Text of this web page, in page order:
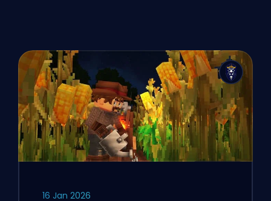
16 Jan 2026